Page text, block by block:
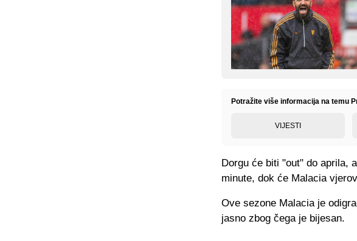
Potražite više informacija na temu
VIJESTI
Dorgu će biti "out" do aprila,
minute, dok će Malacia
Ove sezone Malacia je
jasno zbog čega je bijesan.